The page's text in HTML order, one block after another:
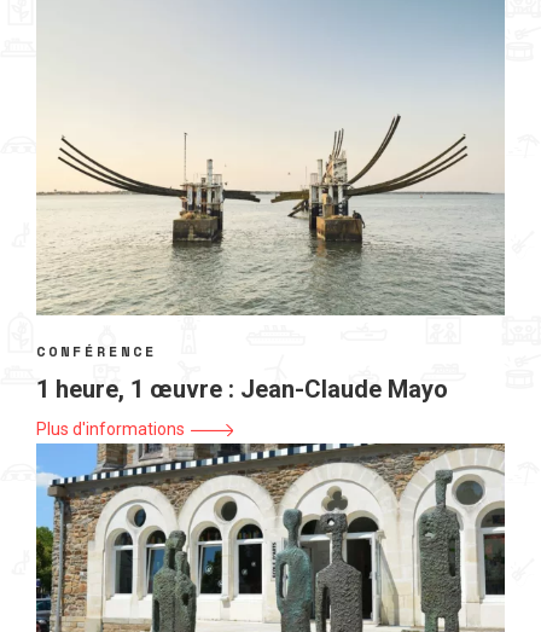
CONFÉRENCE
1 heure, 1 œuvre : Jean-Claude Mayo
Plus d'informations